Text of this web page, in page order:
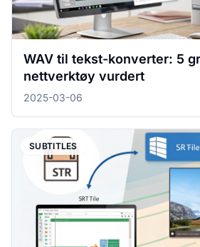
WAV til tekst-konverter: 5
nettverktøy vurdert
2025-03-06
SUBTITLES